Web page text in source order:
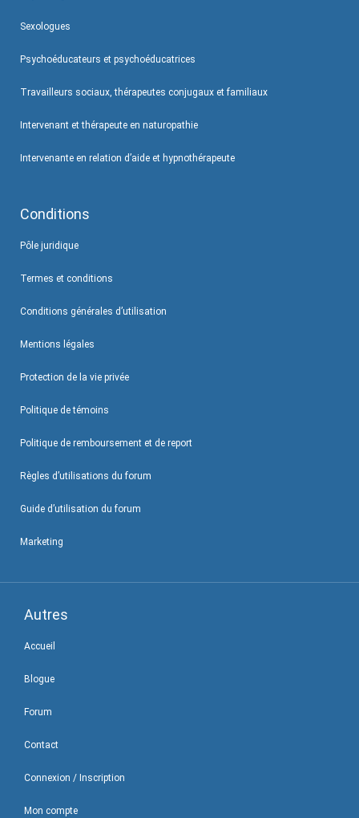
Sexologues
Psychoéducateurs et psychoéducatrices
Travailleurs sociaux, thérapeutes conjugaux et familiaux
Intervenant et thérapeute en naturopathie
Intervenante en relation d’aide et hypnothérapeute
Conditions
Pôle juridique
Termes et conditions
Conditions générales d’utilisation
Mentions légales
Protection de la vie privée
Politique de témoins
Politique de remboursement et de report
Règles d’utilisations du forum
Guide d’utilisation du forum
Marketing
Autres
Accueil
Blogue
Forum
Contact
Connexion / Inscription
Mon compte